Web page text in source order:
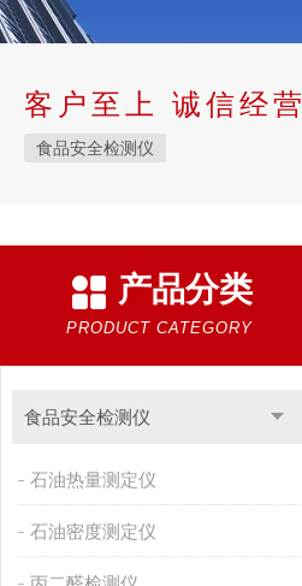
客户至上 诚信经营
食品安全检测仪
产品分类
PRODUCT CATEGORY
食品安全检测仪
石油热量测定仪
石油密度测定仪